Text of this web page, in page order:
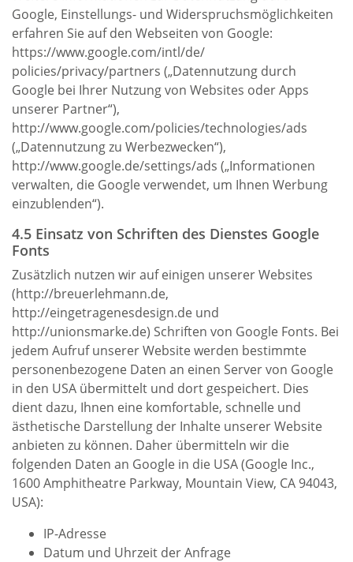
Google, Einstellungs- und Widerspruchsmöglichkeiten
erfahren Sie auf den Webseiten von Google:
https://www.google.com/intl/de/
policies/privacy/partners („Datennutzung durch
Google bei Ihrer Nutzung von Websites oder Apps
unserer Partner“),
http://www.google.com/policies/technologies/ads
(„Datennutzung zu Werbezwecken“),
http://www.google.de/settings/ads („Informationen
verwalten, die Google verwendet, um Ihnen Werbung
einzublenden“).
4.5 Einsatz von Schriften des Dienstes Google
Fonts
Zusätzlich nutzen wir auf einigen unserer Websites
(http://breuerlehmann.de,
http://eingetragenesdesign.de und
http://unionsmarke.de) Schriften von Google Fonts. Bei
jedem Aufruf unserer Website werden bestimmte
personenbezogene Daten an einen Server von Google
in den USA übermittelt und dort gespeichert. Dies
dient dazu, Ihnen eine komfortable, schnelle und
ästhetische Darstellung der Inhalte unserer Website
anbieten zu können. Daher übermitteln wir die
folgenden Daten an Google in die USA (Google Inc.,
1600 Amphitheatre Parkway, Mountain View, CA 94043,
USA):
IP-Adresse
Datum und Uhrzeit der Anfrage